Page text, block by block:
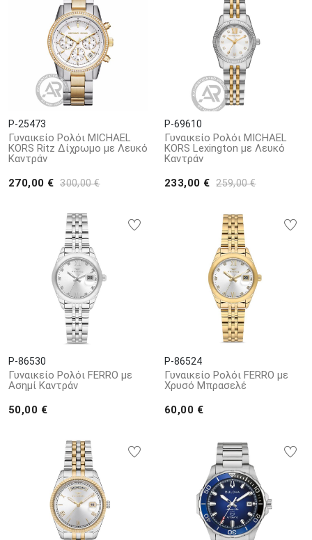
P-25473
Γυναικείο Ρολόι MICHAEL
KORS Ritz Δίχρωμο με Λευκό
Καντράν
270,00 € 300,00 €
P-69610
Γυναικείο Ρολόι MICHAEL
KORS Lexington με Λευκό
Καντράν
233,00 € 259,00 €
P-86530
Γυναικείο Ρολόι FERRO με
Ασημί Καντράν
50,00 €
P-86524
Γυναικείο Ρολόι FERRO με
Χρυσό Μπρασελέ
60,00 €